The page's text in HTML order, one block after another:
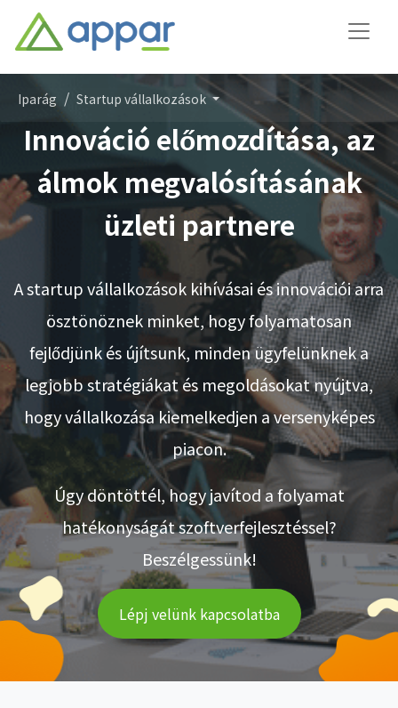
Iparág Startup vállalkozások
Innováció előmozdítása, az
álmok megvalósításának
üzleti partnere
A startup vállalkozások kihívásai és innovációi arra
ösztönöznek minket, hogy folyamatosan
fejlődjünk és újítsunk, minden ügyfelünknek a
legjobb stratégiákat és megoldásokat nyújtva,
hogy vállalkozása kiemelkedjen a versenyképes
piacon.
Úgy döntöttél, hogy javítod a folyamat
hatékonyságát szoftverfejlesztéssel?
Beszélgessünk!
Lépj velünk kapcsolatba